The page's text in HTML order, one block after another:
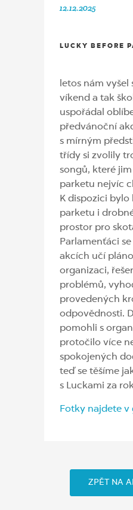
12.12.2025
LUCKY BEFORE
letos nám vyšel
víkend a tak
uspořádal
předvánoční
s mírným
třídy si zvolily
songů, které
parketu nejvíc
K dispozici
parketu i
prostor pro
Parlamenťáci
akcích učí
organizaci,
problémů,
provedených
odpovědnosti.
pomohli s
protočilo více
spokojených
teď se těšíme
s Luckami za
Fotky najdete v
ZPĚT NA